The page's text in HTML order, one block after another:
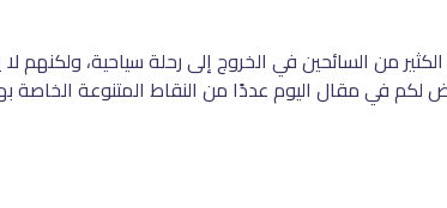
من السائحين في الخروج إلى رحلة سياحية،
في مقال اليوم عددًا من النقاط المتنوعة الخاصة